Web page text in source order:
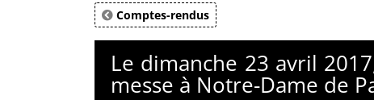
Comptes-rendus
Le dimanche 23 avril
messe à Notre-Dame de